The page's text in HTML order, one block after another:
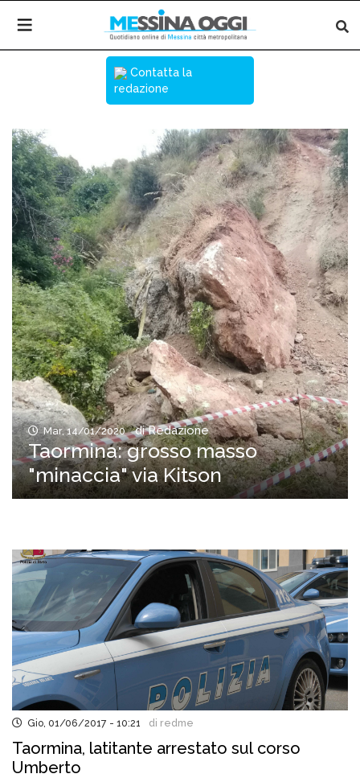
Contatta la
redazione
Mar, 14/01/2020 di Redazione
Taormina: grosso masso
"minaccia" via Kitson
Gio, 01/06/2017 - 10:21 di redme
Taormina, latitante arrestato sul corso
Umberto